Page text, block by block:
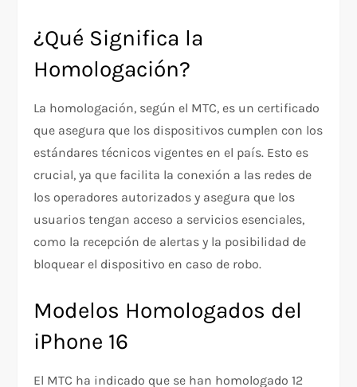
¿Qué Significa la
Homologación?
La homologación, según el MTC, es un certificado
que asegura que los dispositivos cumplen con los
estándares técnicos vigentes en el país. Esto es
crucial, ya que facilita la conexión a las redes de
los operadores autorizados y asegura que los
usuarios tengan acceso a servicios esenciales,
como la recepción de alertas y la posibilidad de
bloquear el dispositivo en caso de robo.
Modelos Homologados del
iPhone 16
El MTC ha indicado que se han homologado 12